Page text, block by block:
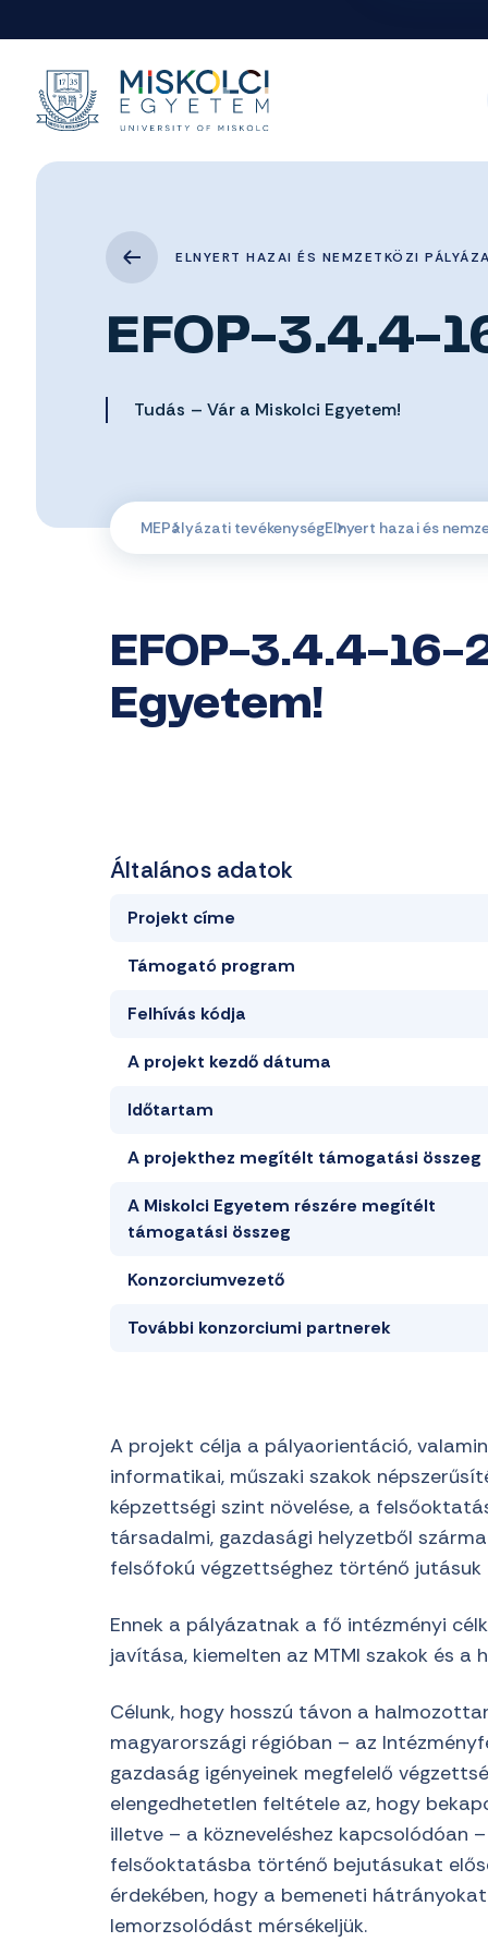
ELNYERT HAZAI ÉS NEMZETKÖZI
EFOP-3.4.4-
Tudás – Vár a Miskolci Egyetem!
MEPályázati tevékenységElnyert hazai és
EFOP-3.4.4-
Egyetem!
Általános adatok
Projekt címe
Támogató program
Felhívás kódja
A projekt kezdő dátuma
Időtartam
A projekthez megítélt támogatási összeg
A Miskolci Egyetem részére megítélt
támogatási összeg
Konzorciumvezető
További konzorciumi partnerek
A projekt célja a pályaorientáció,
informatikai, műszaki szakok
képzettségi szint növelése, a
társadalmi, gazdasági helyzetből
felsőfokú végzettséghez történő jutásuk
Ennek a pályázatnak a fő intézményi
javítása, kiemelten az MTMI szakok és
Célunk, hogy hosszú távon a
magyarországi régióban – az
gazdaság igényeinek megfelelő
elengedhetetlen feltétele az, hogy
illetve – a közneveléshez kapcsolódóan
felsőoktatásba történő bejutásukat
érdekében, hogy a bemeneti
lemorzsolódást mérsékeljük.